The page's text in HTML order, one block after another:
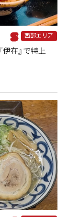
西部エリア
在』で特上